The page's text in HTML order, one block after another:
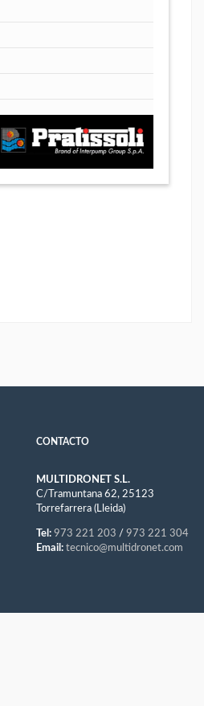
CONTACTO
MULTIDRONET S.L.
C/Tramuntana 62, 25123
Torrefarrera (Lleida)
Tel: 973 221 203 / 973 221 304
Email: tecnico@multidronet.com